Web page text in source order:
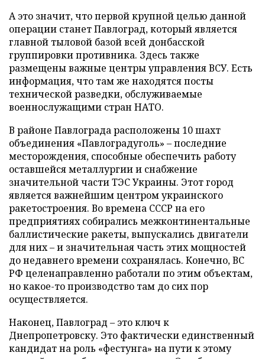
А это значит, что первой крупной целью данной
операции станет Павлоград, который является
главной тыловой базой всей донбасской
группировки противника. Здесь также
размещены важные центры управления ВСУ. Есть
информация, что там же находятся посты
технической разведки, обслуживаемые
военнослужащими стран НАТО.
В районе Павлограда расположены 10 шахт
объединения «Павлоградуголь» – последние
месторождения, способные обеспечить работу
оставшейся металлургии и снабжение
значительной части ТЭС Украины. Этот город
является важнейшим центром украинского
ракетостроения. Во времена СССР на его
предприятиях собирались межконтинентальные
баллистические ракеты, выпускались двигатели
для них – и значительная часть этих мощностей
до недавнего времени сохранялась. Конечно, ВС
РФ целенаправленно работали по этим объектам,
но какое-то производство там до сих пор
осуществляется.
Наконец, Павлоград – это ключ к
Днепропетровску. Это фактически единственный
кандидат на роль «фестунга» на пути к этому